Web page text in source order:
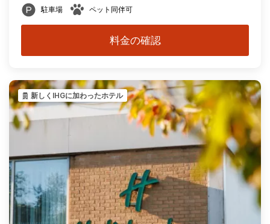
駐車場 ペット同伴可
料金の確認
新しくIHGに加わったホテル